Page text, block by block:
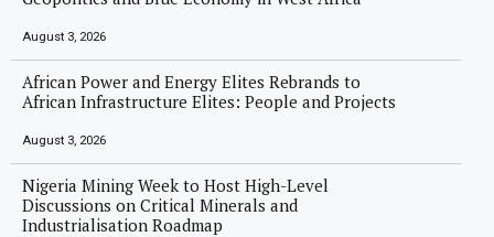
August 3, 2026
African Power and Energy Elites Rebrands to
African Infrastructure Elites: People and Projects
August 3, 2026
Nigeria Mining Week to Host High-Level
Discussions on Critical Minerals and
Industrialisation Roadmap